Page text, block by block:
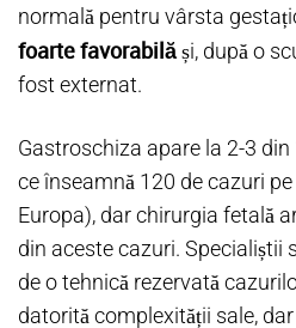
normală pentru vârsta
foarte favorabilăși, după o
fost externat.
Gastroschiza apare la 2-3
ce înseamnă 120 de cazuri
Europa), dar chirurgia fetală
din aceste cazuri. Specialiștii
de o tehnică rezervată
datorită complexității sale,